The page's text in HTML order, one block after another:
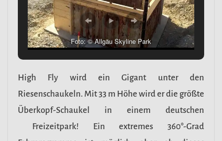
Foto: © Allgäu Skyline Park
High Fly wird ein Gigant unter den
Riesenschaukeln. Mit 33 m Höhe wird er die größte
Überkopf-Schaukel in einem deutschen
Freizeitpark! Ein extremes 360°-Grad